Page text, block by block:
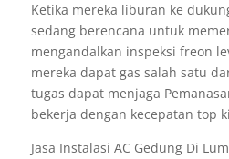
Ketika mereka liburan ke
sedang berencana untuk
mengandalkan inspeksi freon
mereka dapat gas salah satu
tugas dapat menjaga
bekerja dengan kecepatan top
Jasa Instalasi AC Gedung Di